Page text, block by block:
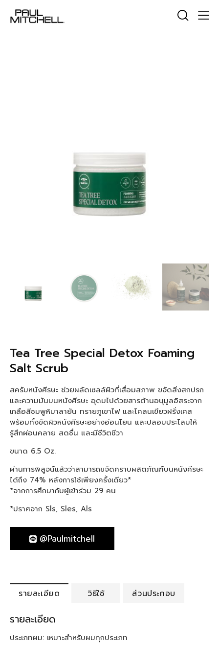
Tea Tree Special Detox Foaming
Salt Scrub
สครับหนังศีรษะ ช่วยผลัดเซลล์ผิวที่เสื่อมสภาพ ขจัดสิ่งสกปรก
และความมันบนหนังศีรษะ อุดมไปด้วยสารต้านอนุมูลอิสระจาก
เกลือสีชมพูหิมาลายัน ทรายภูเขาไฟ และโคลนเขียวฝรั่งเศส
พร้อมทั้งขัดผิวหนังศีรษะอย่างอ่อนโยน และปลอบประโลมให้
รู้สึกผ่อนคลาย สดชื่น และมีชีวิตชีวา
ขนาด 6.5 Oz.
ผ่านการพิสูจน์แล้วว่าสามารถขจัดคราบผลิตภัณฑ์บนหนังศีรษะ
ได้ถึง 74% หลังการใช้เพียงครั้งเดียว*
*จากการศึกษากับผู้เข้าร่วม 29 คน
*ปราศจาก Sls, Sles, Als
@paulmitchell
รายละเอียด วิธีใช้ ส่วนประกอบ
รายละเอียด
ประเภทผม: เหมาะสำหรับผมทุกประเภท